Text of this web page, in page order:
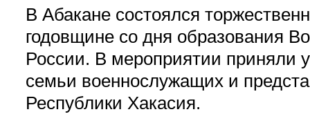
В Абакане состоялся
годовщине со дня образования
России. В мероприятии приняли
семьи военнослужащих и
Республики Хакасия.